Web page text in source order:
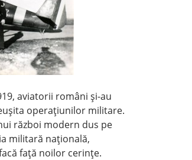
aviatorii români şi-au
operaţiunilor militare.
război modern dus pe
militară naţională,
faţă noilor cerinţe.